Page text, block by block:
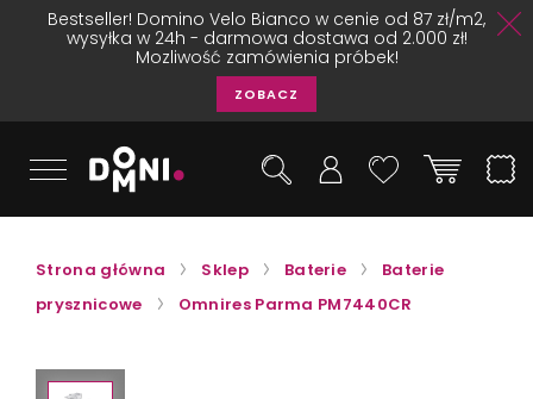
Bestseller! Domino Velo Bianco w cenie od 87 zł/m2,
wysyłka w 24h - darmowa dostawa od 2.000 zł!
Mozliwość zamówienia próbek!
ZOBACZ
Strona główna Sklep Baterie
Baterie
prysznicowe
Omnires Parma PM7440CR